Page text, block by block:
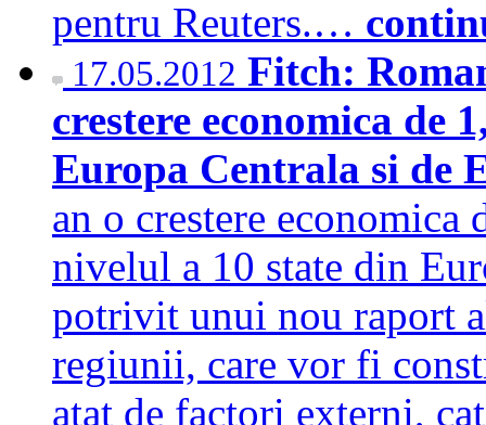
pentru Reuters.…
17.05.2012 Fitch:
crestere economica de
Europa Centrala si de
an o crestere economica
nivelul a 10 state din
potrivit unui nou raport
regiunii, care vor fi
atat de factori externi,